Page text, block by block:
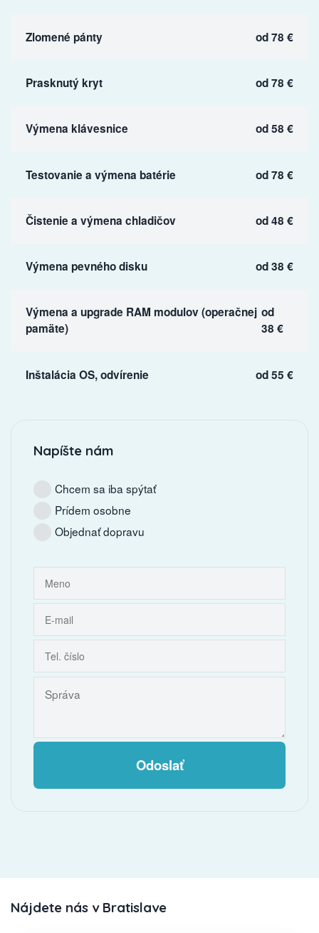
Zlomené pánty od 78 €
Prasknutý kryt od 78 €
Výmena klávesnice od 58 €
Testovanie a výmena batérie od 78 €
Čistenie a výmena chladičov od 48 €
Výmena pevného disku od 38 €
Výmena a upgrade RAM modulov (operačnej
pamäte)
od
38 €
Inštalácia OS, odvírenie od 55 €
Napíšte nám
Chcem sa iba spýtať
Prídem osobne
Objednať dopravu
Odoslať
Nájdete nás v Bratislave